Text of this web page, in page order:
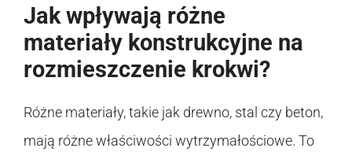
Jak wpływają różne
materiały konstrukcyjne na
rozmieszczenie krokwi?
Różne materiały, takie jak drewno, stal czy beton,
mają różne właściwości wytrzymałościowe. To